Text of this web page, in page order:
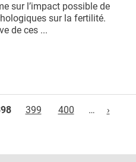
sur l’impact possible de
sur la fertilité.
de ces ...
399 400 … ›